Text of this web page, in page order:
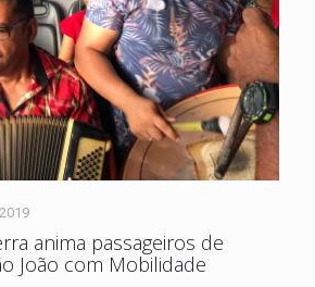
anima passageiros de
João com Mobilidade